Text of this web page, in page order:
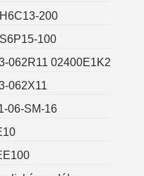
200
100
062R11 02400E1K2
062X11
06-SM-16